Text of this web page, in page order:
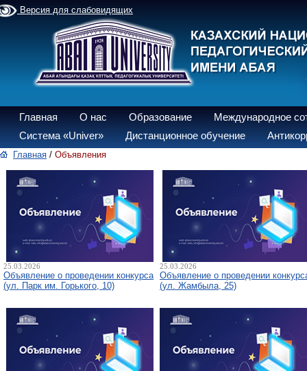
Версия для слабовидящих
Главная О нас Образование
Международное
Система «Univer»
Дистанционное обучение
Главная / Объявления
25.03.2026
Объявление о проведении конкурса
(ул. Парк им. Горького, 10)
25.03.2026
Объявление о проведении
(ул. Жамбыла, 25)